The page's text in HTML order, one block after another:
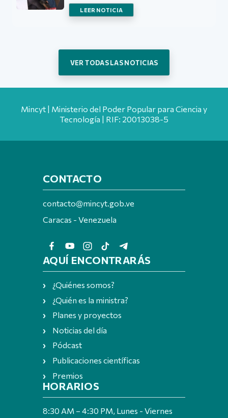
LEER NOTICIA
VER TODAS LAS NOTICIAS
Mincyt | Ministerio del Poder Popular para Ciencia y
Tecnología | RIF: 20013038-5
CONTACTO
contacto@mincyt.gob.ve
Caracas - Venezuela
AQUÍ ENCONTRARÁS
¿Quiénes somos?
¿Quién es la ministra?
Planes y proyectos
Noticias del día
Pódcast
Publicaciones científicas
Premios
HORARIOS
8:30 AM – 4:30 PM, Lunes - Viernes